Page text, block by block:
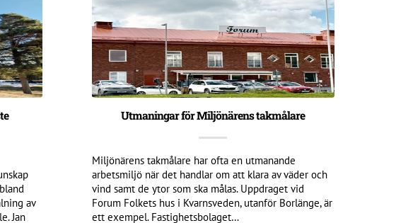
av
Jan
Utmaningar för Miljönärens takmålare
Miljönärens takmålare har ofta en utmanande
arbetsmiljö när det handlar om att klara av väder och
vind samt de ytor som ska målas. Uppdraget vid
Forum Folkets hus i Kvarnsveden, utanför Borlänge, är
ett exempel. Fastighetsbolaget…